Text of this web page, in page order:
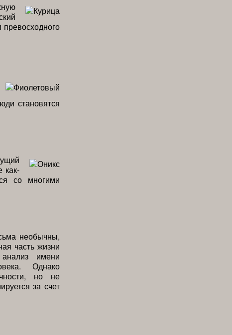
становятся
как-
со многими
необычны,
часть жизни
имени
Однако
но не
за счет